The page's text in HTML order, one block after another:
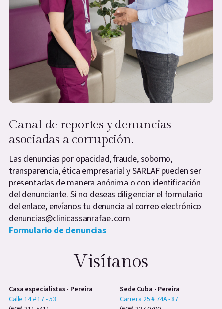
Canal de reportes y denuncias
asociadas a corrupción.
Las denuncias por opacidad, fraude, soborno,
transparencia, ética empresarial y SARLAF pueden ser
presentadas de manera anónima o con identificación
del denunciante. Si no deseas diligenciar el formulario
del enlace, envíanos tu denuncia al correo electrónico
denuncias@clinicassanrafael.com
Formulario de denuncias
Visítanos
Casa especialistas - Pereira
Calle 14 # 17 - 53
Sede Cuba - Pereira
Carrera 25 # 74A - 87